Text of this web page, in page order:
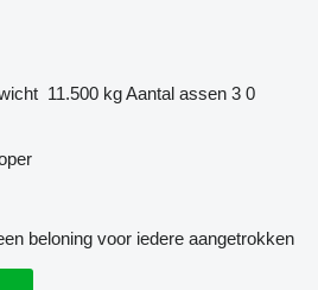
11.500 kgAantal assen 3 0
beloning voor iedere aangetrokken